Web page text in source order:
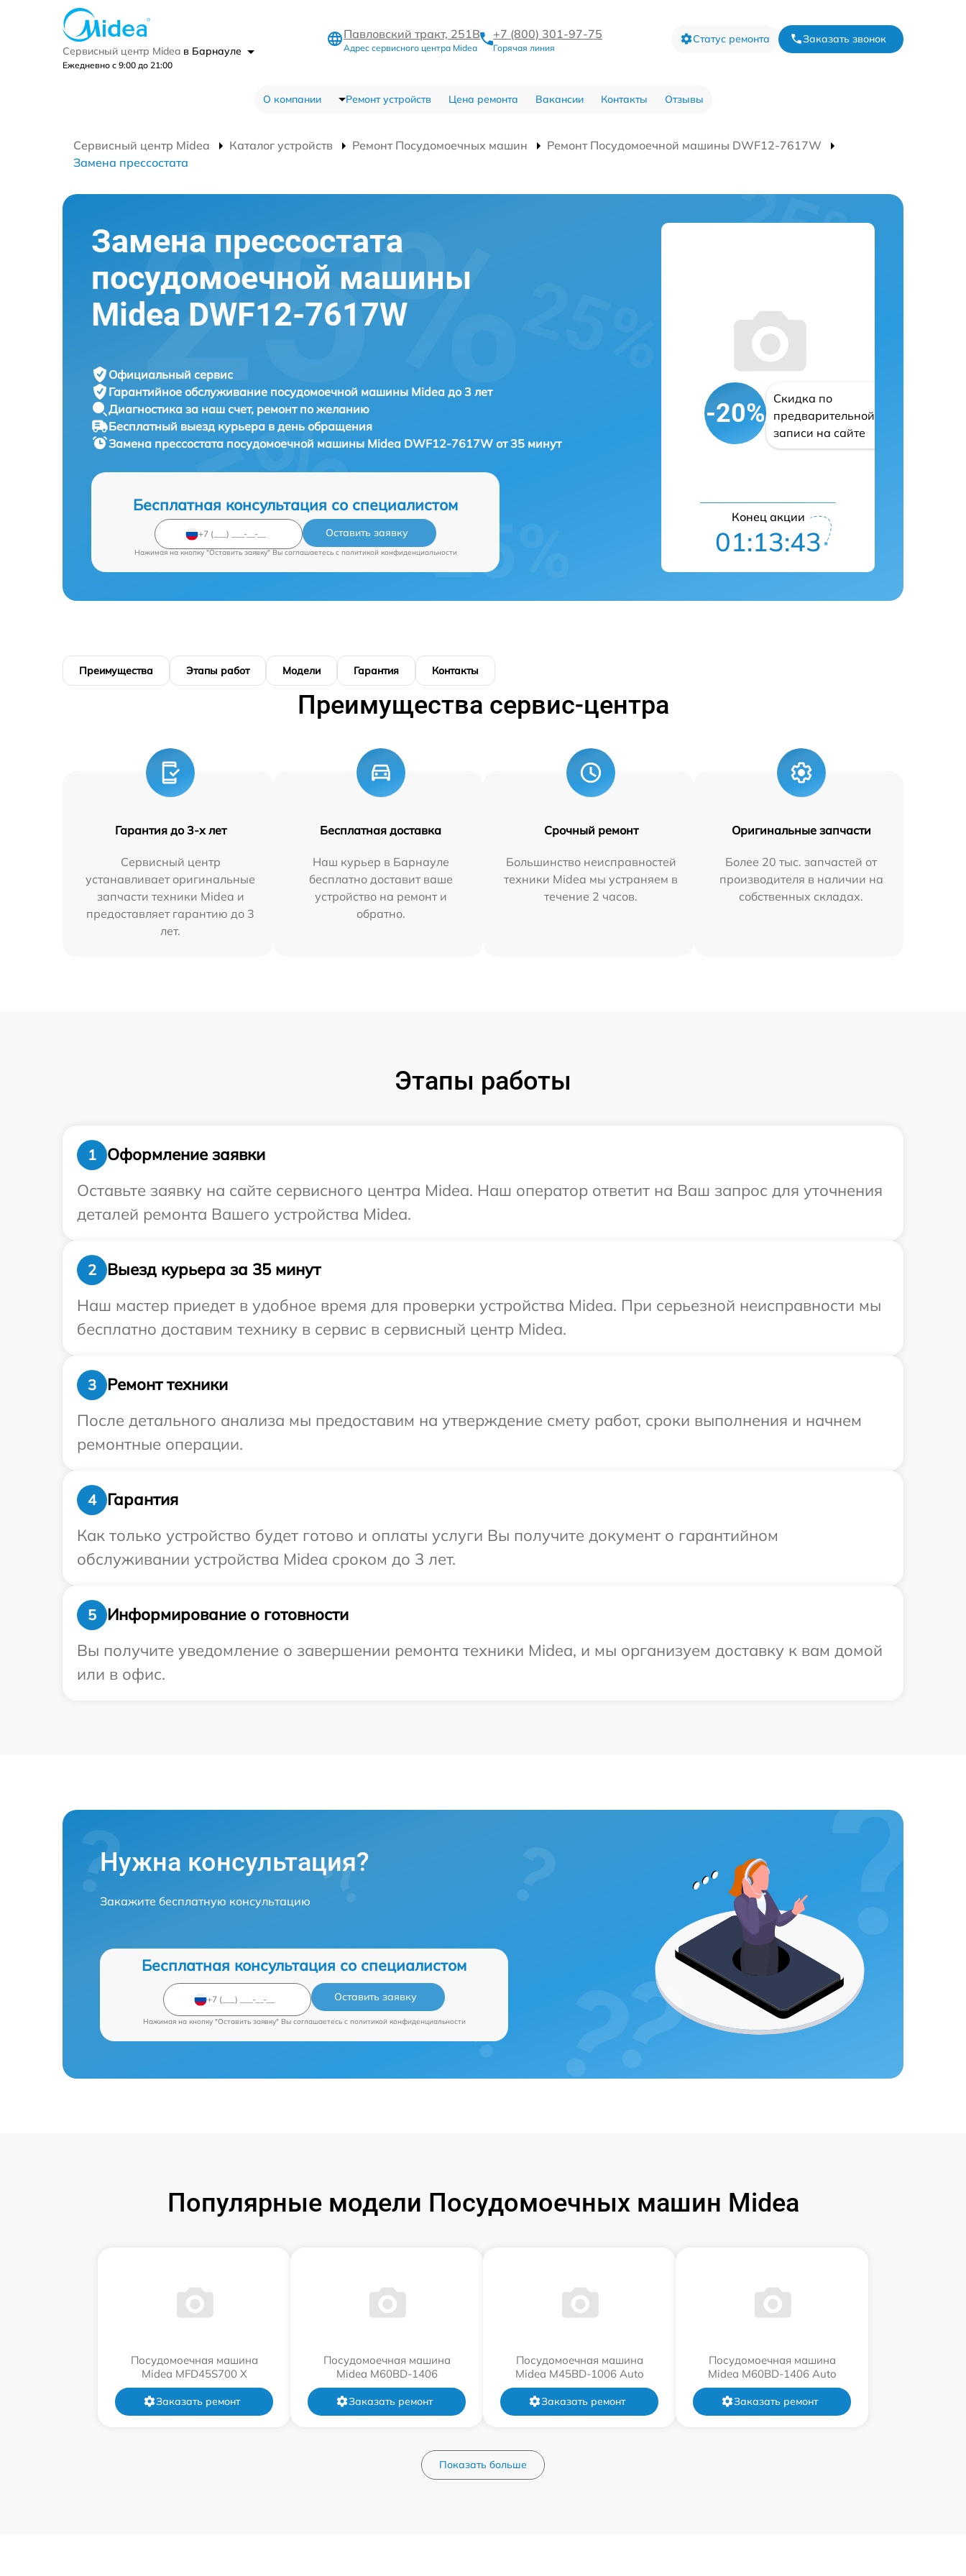
Сервисный центр Midea в Барнауле
Ежедневно с 9:00 до 21:00
Павловский тракт, 251В
Адрес сервисного центра Midea
+7 (800) 301-97-75
Горячая линия
Статус ремонта Заказать звонок
О компании Ремонт устройств Цена ремонта Вакансии Контакты Отзывы
Сервисный центр Midea Каталог устройств Ремонт Посудомоечных машин
Ремонт Посудомоечной машины DWF12-7617W
Замена прессостата
Замена прессостата
посудомоечной машины
Midea DWF12-7617W
Официальный сервис
Гарантийное обслуживание посудомоечной машины Midea до 3 лет
Диагностика за наш счет, ремонт по желанию
Бесплатный выезд курьера в день обращения
Замена прессостата посудомоечной машины Midea DWF12-7617W от 35 минут
Бесплатная консультация со специалистом
Оставить заявку
Нажимая на кнопку "Оставить заявку" Вы соглашаетесь c политикой конфиденциальности
-20%
Скидка по
предварительной
записи на сайте
Конец акции
01:13:42
Преимущества Этапы работ Модели Гарантия Контакты
Преимущества сервис-центра
Гарантия до 3-х лет
Сервисный центр
устанавливает оригинальные
запчасти техники Midea и
предоставляет гарантию до 3
лет.
Бесплатная доставка
Наш курьер в Барнауле
бесплатно доставит ваше
устройство на ремонт и
обратно.
Срочный ремонт
Большинство неисправностей
техники Midea мы устраняем в
течение 2 часов.
Оригинальные запчасти
Более 20 тыс. запчастей от
производителя в наличии на
собственных складах.
Этапы работы
1
Оформление заявки
Оставьте заявку на сайте сервисного центра Midea. Наш оператор ответит на Ваш запрос для уточнения
деталей ремонта Вашего устройства Midea.
2
Выезд курьера за 35 минут
Наш мастер приедет в удобное время для проверки устройства Midea. При серьезной неисправности мы
бесплатно доставим технику в сервис в сервисный центр Midea.
3
Ремонт техники
После детального анализа мы предоставим на утверждение смету работ, сроки выполнения и начнем
ремонтные операции.
4
Гарантия
Как только устройство будет готово и оплаты услуги Вы получите документ о гарантийном
обслуживании устройства Midea сроком до 3 лет.
5
Информирование о готовности
Вы получите уведомление о завершении ремонта техники Midea, и мы организуем доставку к вам домой
или в офис.
Нужна консультация?
Закажите бесплатную консультацию
Бесплатная консультация со специалистом
Оставить заявку
Нажимая на кнопку "Оставить заявку" Вы соглашаетесь c политикой конфиденциальности
Популярные модели Посудомоечных машин Midea
Посудомоечная машина
Midea MFD45S700 X
Заказать ремонт
Посудомоечная машина
Midea M60BD-1406
Заказать ремонт
Посудомоечная машина
Midea M45BD-1006 Auto
Заказать ремонт
Посудомоечная машина
Midea M60BD-1406 Auto
Заказать ремонт
Показать больше